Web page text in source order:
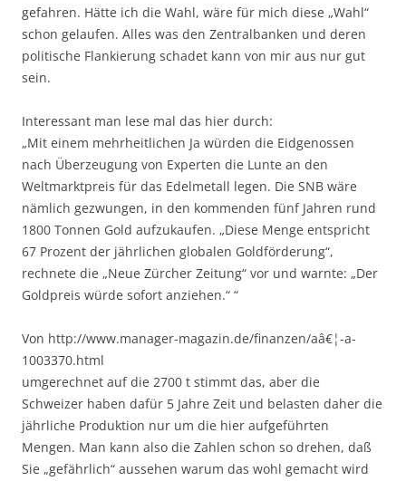
gefahren. Hätte ich die Wahl, wäre für mich diese „Wahl“
schon gelaufen. Alles was den Zentralbanken und deren
politische Flankierung schadet kann von mir aus nur gut
sein.
Interessant man lese mal das hier durch:
„Mit einem mehrheitlichen Ja würden die Eidgenossen
nach Überzeugung von Experten die Lunte an den
Weltmarktpreis für das Edelmetall legen. Die SNB wäre
nämlich gezwungen, in den kommenden fünf Jahren rund
1800 Tonnen Gold aufzukaufen. „Diese Menge entspricht
67 Prozent der jährlichen globalen Goldförderung“,
rechnete die „Neue Zürcher Zeitung“ vor und warnte: „Der
Goldpreis würde sofort anziehen.“ “
Von http://www.manager-magazin.de/finanzen/aâ€¦-a-
1003370.html
umgerechnet auf die 2700 t stimmt das, aber die
Schweizer haben dafür 5 Jahre Zeit und belasten daher die
jährliche Produktion nur um die hier aufgeführten
Mengen. Man kann also die Zahlen schon so drehen, daß
Sie „gefährlich“ aussehen warum das wohl gemacht wird